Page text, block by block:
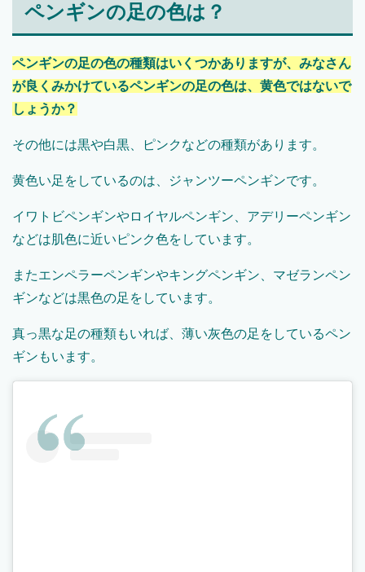
ペンギンの足の色は？
ペンギンの足の色の種類はいくつかありますが、みなさん
が良くみかけているペンギンの足の色は、黄色ではないで
しょうか？
その他には黒や白黒、ピンクなどの種類があります。
黄色い足をしているのは、ジャンツーペンギンです。
イワトビペンギンやロイヤルペンギン、アデリーペンギン
などは肌色に近いピンク色をしています。
またエンペラーペンギンやキングペンギン、マゼランペン
ギンなどは黒色の足をしています。
真っ黒な足の種類もいれば、薄い灰色の足をしているペン
ギンもいます。